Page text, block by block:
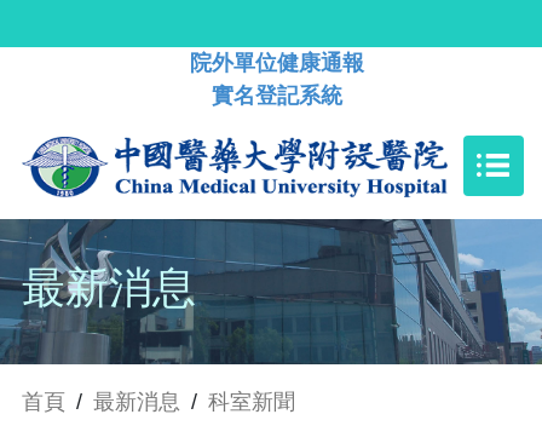
院外單位健康通報
實名登記系統
最新消息
首頁 / 最新消息 / 科室新聞